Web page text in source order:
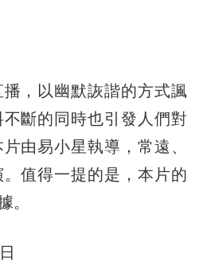
，以幽默詼諧的方式諷
斷的同時也引發人們對
由易小星執導，常遠、
值得一提的是，本片的
。